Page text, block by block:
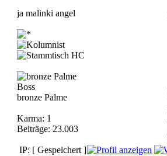
ja malinki angel
Boss
bronze Palme
Karma: 1
Beiträge: 23.003
IP: [ Gespeichert ]